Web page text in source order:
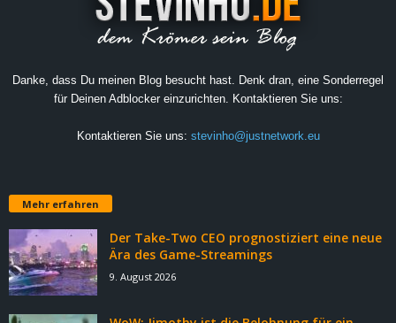
Danke, dass Du meinen Blog besucht hast. Denk dran, eine Sonderregel
für Deinen Adblocker einzurichten. Kontaktieren Sie uns:
Kontaktieren Sie uns: stevinho@justnetwork.eu
Mehr erfahren
Der Take-Two CEO prognostiziert eine neue
Ära des Game-Streamings
9. August 2026